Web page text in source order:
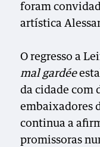
foram
artística
O regresso a
mal gardée
da cidade com
embaixadores
continua a
promissoras